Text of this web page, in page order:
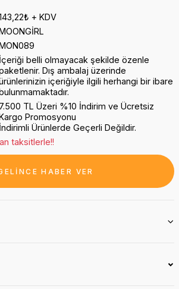
+ KDV
İçeriği belli olmayacak şekilde özenle
Dış ambalaj üzerinde
içeriğiyle ilgili herhangi bir ibare
7.500 TL Üzeri %10 İndirim ve Ücretsiz
Promosyonu
İndirimli Ürünlerde Geçerli Değildir.
taksitlerle!!
HABER VER